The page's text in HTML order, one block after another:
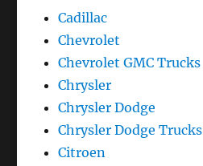
Cadillac
Chevrolet
Chevrolet GMC Trucks
Chrysler
Chrysler Dodge
Chrysler Dodge Trucks
Citroen